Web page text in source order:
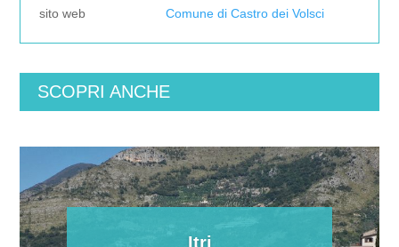
sito web
Comune di Castro dei Volsci
SCOPRI ANCHE
Itri